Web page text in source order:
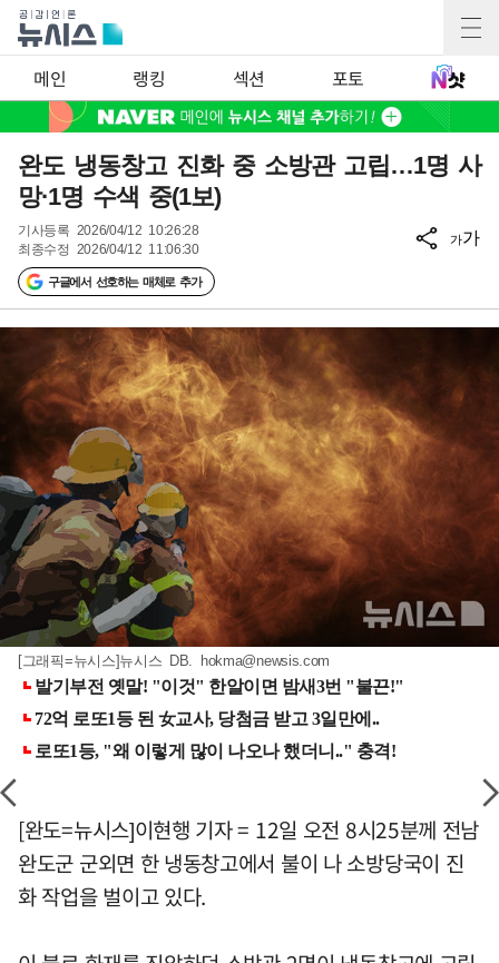
메인 랭킹 섹션 포토
완도 냉동창고 진화 중 소방관 고립…1명 사
망·1명 수색 중(1보)
기사등록 2026/04/12 10:26:28
최종수정 2026/04/12 11:06:30
구글에서 선호하는 매체로 추가
가가
[그래픽=뉴시스]뉴시스 DB. hokma@newsis.com
[완도=뉴시스]이현행 기자 = 12일 오전 8시25분께 전남
완도군 군외면 한 냉동창고에서 불이 나 소방당국이 진
화 작업을 벌이고 있다.